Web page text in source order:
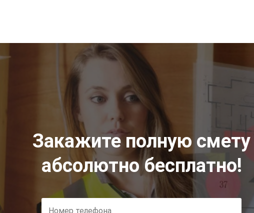
Закажите полную смету
абсолютно бесплатно!